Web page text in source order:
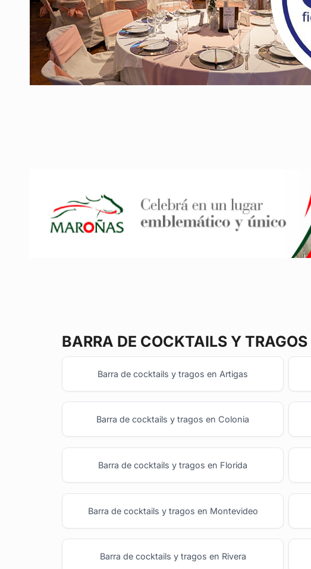
BARRA DE COCKTAILS Y TRAGOS
Barra de cocktails y tragos en Artigas
Barra de cocktails y tragos en Colonia
Barra de cocktails y tragos en Florida
Barra de cocktails y tragos en Montevideo
Barra de cocktails y tragos en Rivera